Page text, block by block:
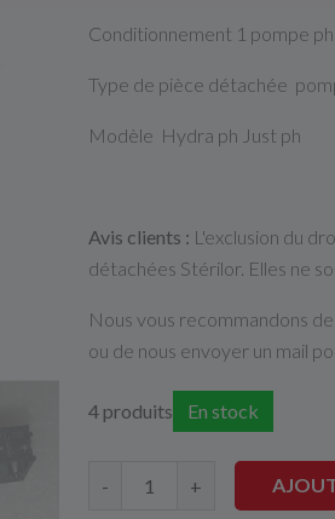
Conditionnement 1 pompe
Type de pièce détachée
Modèle Hydra ph Just ph
Avis clients : L'exclusion du
détachées Stérilor. Elles ne
Nous vous recommandons
ou de nous envoyer un mail
4 produits En stock
- +